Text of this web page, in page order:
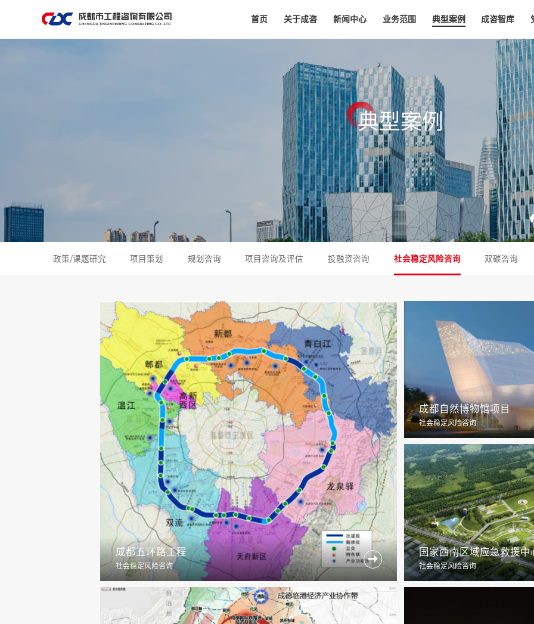
首页 关于成咨 新闻中心 业务范围 典型案例 成咨智库
典型案例
政策/课题研究 项目策划 规划咨询 项目咨询及评估 投融资咨询 社会稳定风险咨询 双碳咨询
成都五环路工程
社会稳定风险咨询

成都自然博物馆项目
社会稳定风险咨询
国家西南区域应急救援中
社会稳定风险咨询